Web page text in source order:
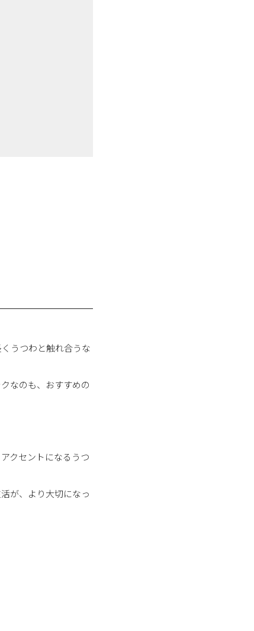
うつわと触れ合うな
なのも、おすすめの
クセントになるうつ
が、より大切になっ